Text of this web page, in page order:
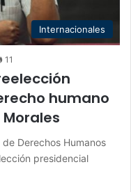
Internacionales
11
humano
Derechos Humanos
presidencial